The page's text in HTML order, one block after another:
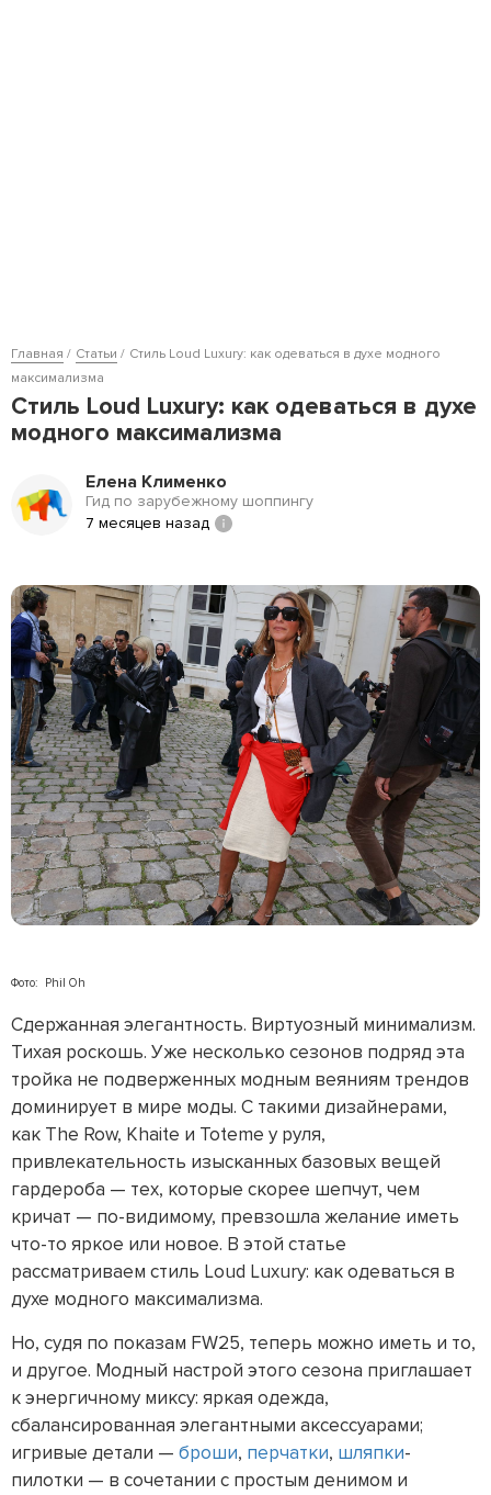
Главная Статьи
Стиль Loud Luxury: как одеваться в духе модного
максимализма
Стиль Loud Luxury: как одеваться в духе
модного максимализма
Елена Клименко
Гид по зарубежному шоппингу
7 месяцев назад
Фото: Phil Oh
Сдержанная элегантность. Виртуозный минимализм.
Тихая роскошь. Уже несколько сезонов подряд эта
тройка не подверженных модным веяниям трендов
доминирует в мире моды. С такими дизайнерами,
как The Row, Khaite и Toteme у руля,
привлекательность изысканных базовых вещей
гардероба — тех, которые скорее шепчут, чем
кричат — по-видимому, превзошла желание иметь
что-то яркое или новое. В этой статье
рассматриваем стиль Loud Luxury: как одеваться в
духе модного максимализма.
Но, судя по показам FW25, теперь можно иметь и то,
и другое. Модный настрой этого сезона приглашает
к энергичному миксу: яркая одежда,
сбалансированная элегантными аксессуарами;
игривые детали — броши, перчатки, шляпки-
пилотки — в сочетании с простым денимом и